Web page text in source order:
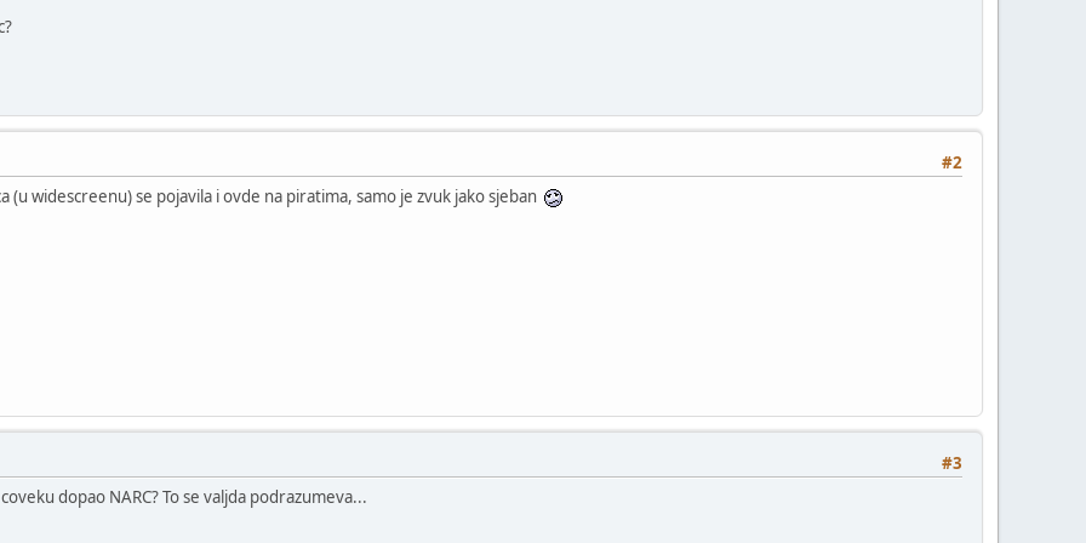
#2
(u widescreenu) se pojavila i ovde na piratima, samo je zvuk jako sjeban
#3
dopao NARC? To se valjda podrazumeva...